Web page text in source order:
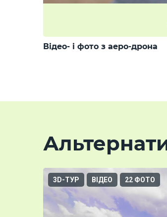
Відео- і фото з аеро-дрона
3D-ТУР ВІДЕО 22 ФОТО